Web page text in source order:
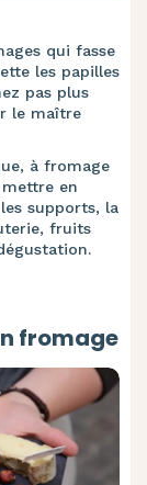
qui fasse
les papilles
pas plus
le maître
à fromage
en
supports, la
fruits
fromage